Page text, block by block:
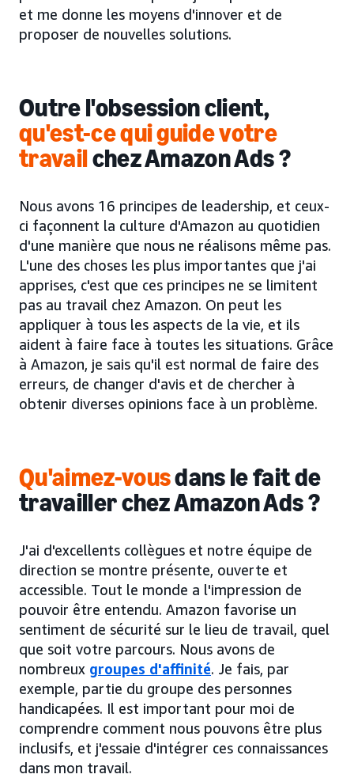
et me donne les moyens d'innover et de
proposer de nouvelles solutions.
Outre l'obsession client,
qu'est-ce qui guide votre
travailchez Amazon Ads ?
Nous avons 16 principes de leadership, et ceux-
ci façonnent la culture d'Amazon au quotidien
d'une manière que nous ne réalisons même pas.
L'une des choses les plus importantes que j'ai
apprises, c'est que ces principes ne se limitent
pas au travail chez Amazon. On peut les
appliquer à tous les aspects de la vie, et ils
aident à faire face à toutes les situations. Grâce
à Amazon, je sais qu'il est normal de faire des
erreurs, de changer d'avis et de chercher à
obtenir diverses opinions face à un problème.
Qu'aimez-vousdans le fait de
travailler chez Amazon Ads ?
J'ai d'excellents collègues et notre équipe de
direction se montre présente, ouverte et
accessible. Tout le monde a l'impression de
pouvoir être entendu. Amazon favorise un
sentiment de sécurité sur le lieu de travail, quel
que soit votre parcours. Nous avons de
nombreux groupes d'affinité. Je fais, par
exemple, partie du groupe des personnes
handicapées. Il est important pour moi de
comprendre comment nous pouvons être plus
inclusifs, et j'essaie d'intégrer ces connaissances
dans mon travail.